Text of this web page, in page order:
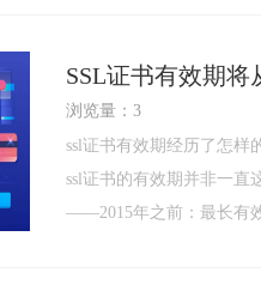
SSL证书有效期将
浏览量：3
ssl证书有效期经历了怎样
ssl证书的有效期并非一直
——2015年之前：最长有